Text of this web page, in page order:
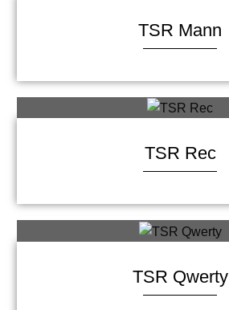
TSR Mann
TSR Rec
TSR Qwerty